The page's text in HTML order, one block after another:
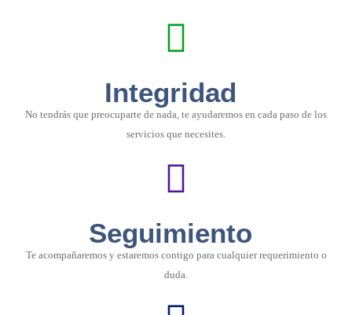
Integridad
No tendrás que preocuparte de nada, te ayudaremos en cada paso de los
servicios que necesites.
Seguimiento
Te acompañaremos y estaremos contigo para cualquier requerimiento o
duda.